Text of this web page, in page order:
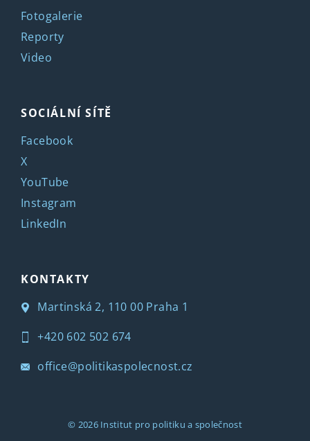
Fotogalerie
Reporty
Video
SOCIÁLNÍ SÍTĚ
Facebook
X
YouTube
Instagram
LinkedIn
KONTAKTY
Martinská 2, 110 00 Praha 1
+420 602 502 674
office@politikaspolecnost.cz
© 2026 Institut pro politiku a společnost